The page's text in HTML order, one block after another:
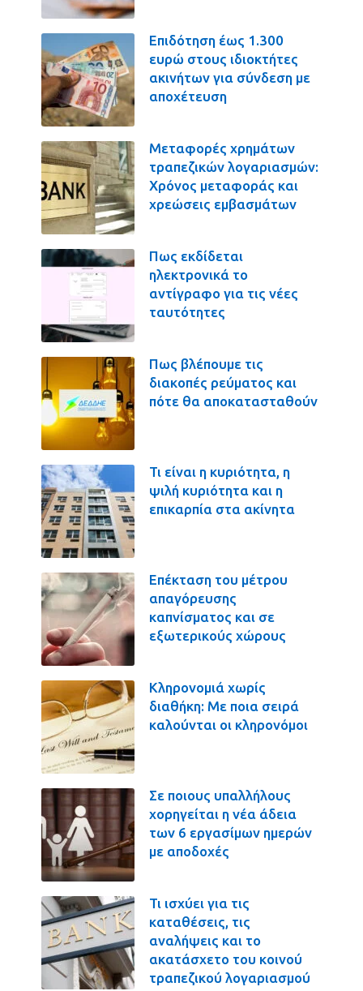
Επιδότηση έως 1.300
ευρώ στους ιδιοκτήτες
ακινήτων για σύνδεση με
αποχέτευση
Μεταφορές χρημάτων
τραπεζικών λογαριασμών:
Χρόνος μεταφοράς και
χρεώσεις εμβασμάτων
Πως εκδίδεται
ηλεκτρονικά το
αντίγραφο για τις νέες
ταυτότητες
Πως βλέπουμε τις
διακοπές ρεύματος και
πότε θα αποκατασταθούν
Τι είναι η κυριότητα, η
ψιλή κυριότητα και η
επικαρπία στα ακίνητα
Επέκταση του μέτρου
απαγόρευσης
καπνίσματος και σε
εξωτερικούς χώρους
Κληρονομιά χωρίς
διαθήκη: Με ποια σειρά
καλούνται οι κληρονόμοι
Σε ποιους υπαλλήλους
χορηγείται η νέα άδεια
των 6 εργασίμων ημερών
με αποδοχές
Τι ισχύει για τις
καταθέσεις, τις
αναλήψεις και το
ακατάσχετο του κοινού
τραπεζικού λογαριασμού